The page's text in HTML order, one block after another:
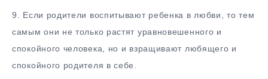
9. Если родители воспитывают ребенка в любви, то тем
самым они не только растят уравновешенного и
спокойного человека, но и взращивают любящего и
спокойного родителя в себе.